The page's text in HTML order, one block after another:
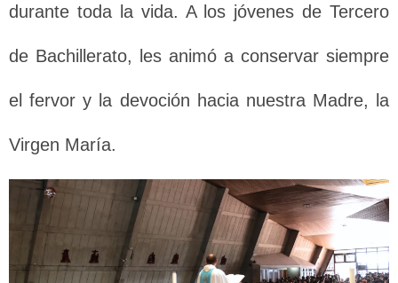
durante toda la vida. A los jóvenes de Tercero
de Bachillerato, les animó a conservar siempre
el fervor y la devoción hacia nuestra Madre, la
Virgen María.